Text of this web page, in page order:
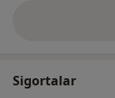
Sigortalar